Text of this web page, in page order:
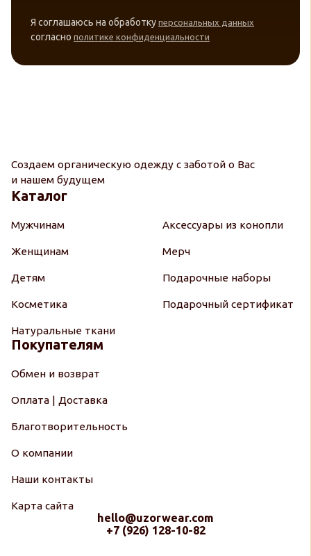
Я соглашаюсь на обработку персональных данных
согласно политике конфиденциальности
Создаем органическую одежду с заботой о Вас
и нашем будущем
Каталог
Мужчинам
Женщинам
Детям
Косметика
Натуральные ткани
Аксессуары из конопли
Мерч
Подарочные наборы
Подарочный сертификат
Покупателям
Обмен и возврат
Оплата | Доставка
Благотворительность
О компании
Наши контакты
Карта сайта
hello@uzorwear.com
+7 (926) 128-10-82